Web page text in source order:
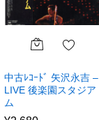
中古ﾚｺｰﾄﾞ 矢沢永吉 –
LIVE 後楽園スタジア
ム